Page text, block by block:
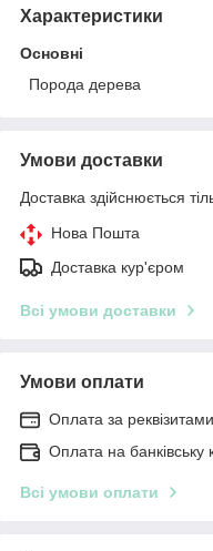
Характеристики
Основні
Порода дерева
Умови доставки
Доставка здійснюється
Нова Пошта
Доставка кур'єром
Всі умови доставки
Умови оплати
Оплата за реквізитами
Оплата на банківську
Всі умови оплати